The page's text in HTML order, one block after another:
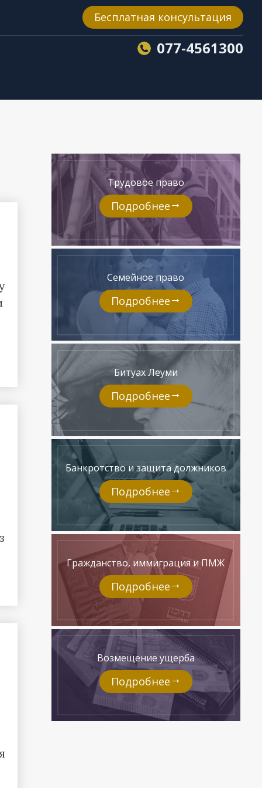
Бесплатная консультация
077-4561300
Трудовое право
Подробнее
Семейное право
Подробнее
Битуах Леуми
Подробнее
Банкротство и защита должников
Подробнее
Гражданство, иммиграция и ПМЖ
Подробнее
Возмещение ущерба
Подробнее